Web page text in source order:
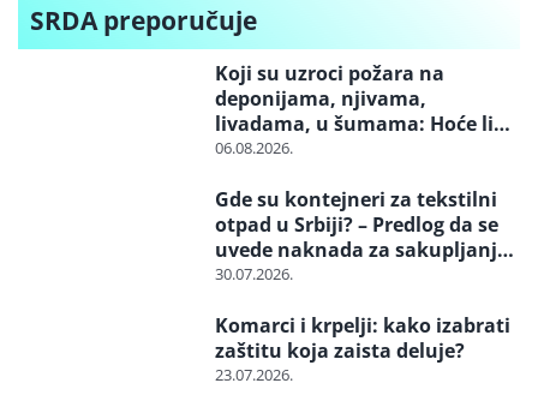
SRDA preporučuje
Koji su uzroci požara na
deponijama, njivama,
livadama, u šumama: Hoće li
neko konačno biti kažnjen
06.08.2026.
Gde su kontejneri za tekstilni
otpad u Srbiji? – Predlog da se
uvede naknada za sakupljanje i
reciklažu i svrstavanje u
30.07.2026.
Komarci i krpelji: kako izabrati
zaštitu koja zaista deluje?
23.07.2026.